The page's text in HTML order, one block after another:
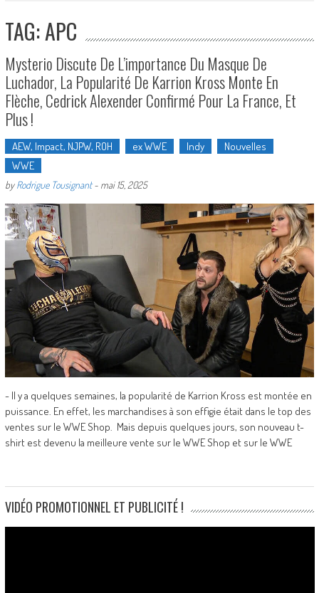
TAG: APC
Mysterio Discute De L’importance Du Masque De
Luchador, La Popularité De Karrion Kross Monte En
Flèche, Cedrick Alexender Confirmé Pour La France, Et
Plus !
AEW, Impact, NJPW, ROH ex WWE Indy
Nouvelles
WWE
byRodrigue Tousignant- mai 15, 2025
- Il y a quelques semaines, la popularité de Karrion Kross est montée en
puissance. En effet, les marchandises à son effigie était dans le top des
ventes sur le WWE Shop. Mais depuis quelques jours, son nouveau t-
shirt est devenu la meilleure vente sur le WWE Shop et sur le WWE
VIDÉO PROMOTIONNEL ET PUBLICITÉ !